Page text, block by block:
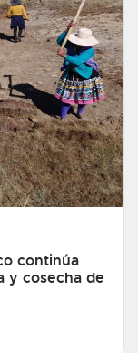
continúa
y cosecha de